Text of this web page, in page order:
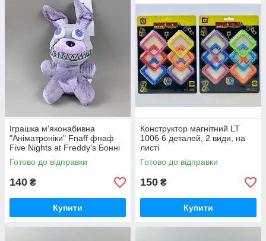
Іграшка м'яконабивна
"Аніматроніки" Fnaff фнаф
Five Nights at Freddy's Бонні
C 47561 “Кошмарики”, 21 см,
Готово до відправки
140 ₴
Купити
Конструктор магнітний LT
1006 6 деталей, 2 види, на
листі
Готово до відправки
150 ₴
Купити